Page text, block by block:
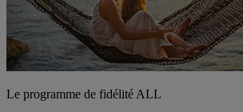
Le programme de fidélité ALL